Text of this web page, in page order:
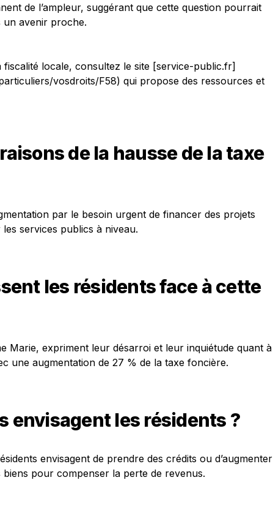
de l’ampleur, suggérant que cette question pourrait
un avenir proche.
locale, consultez le site [service-public.fr]
vosdroits/F58) qui propose des ressources et
de la hausse de la taxe
par le besoin urgent de financer des projets
services publics à niveau.
les résidents face à cette
Marie, expriment leur désarroi et leur inquiétude quant à
une augmentation de 27 % de la taxe foncière.
envisagent les résidents ?
envisagent de prendre des crédits ou d’augmenter
pour compenser la perte de revenus.